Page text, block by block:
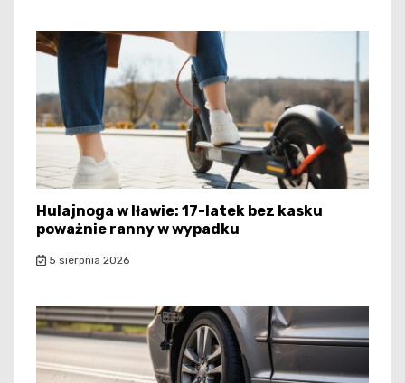
Hulajnoga w Iławie: 17-latek bez kasku
poważnie ranny w wypadku
5 sierpnia 2026